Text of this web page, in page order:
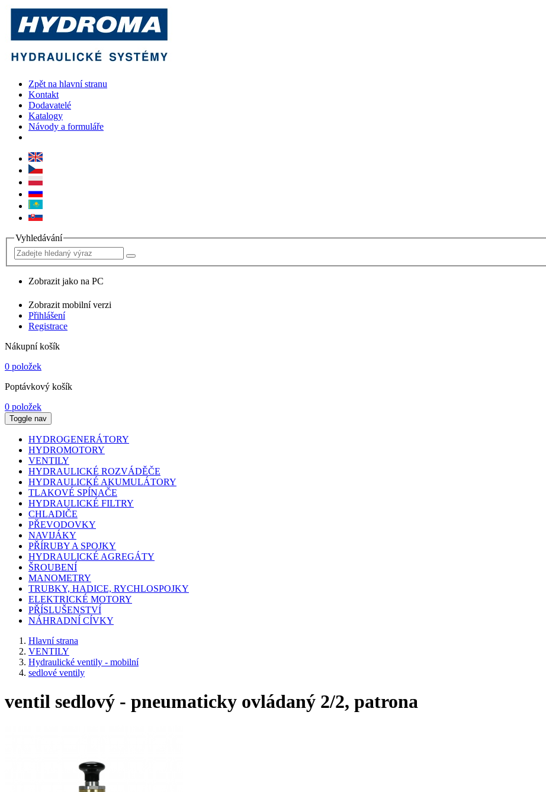
Zpět na hlavní stranu
Kontakt
Dodavatelé
Katalogy
Návody a formuláře
Vyhledávání
Zobrazit jako na PC
Zobrazit mobilní verzi
Přihlášení
Registrace
Nákupní košík
0 položek
Poptávkový košík
0 položek
Toggle nav
HYDROGENERÁTORY
HYDROMOTORY
VENTILY
HYDRAULICKÉ ROZVÁDĚČE
HYDRAULICKÉ AKUMULÁTORY
TLAKOVÉ SPÍNAČE
HYDRAULICKÉ FILTRY
CHLADIČE
PŘEVODOVKY
NAVIJÁKY
PŘÍRUBY A SPOJKY
HYDRAULICKÉ AGREGÁTY
ŠROUBENÍ
MANOMETRY
TRUBKY, HADICE, RYCHLOSPOJKY
ELEKTRICKÉ MOTORY
PŘÍSLUŠENSTVÍ
NÁHRADNÍ CÍVKY
Hlavní strana
VENTILY
Hydraulické ventily - mobilní
sedlové ventily
ventil sedlový - pneumaticky ovládaný 2/2, patrona